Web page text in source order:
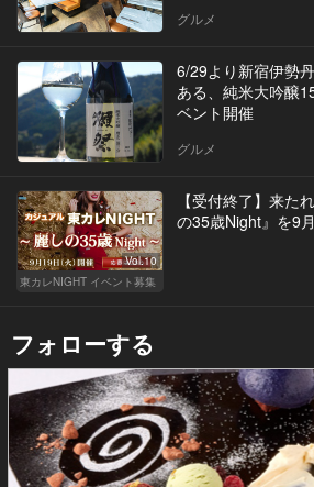
グルメ
6/29より新宿伊勢
ある、純米大吟醸
ベント開催
グルメ
Vol.10
東カレNIGHT イベント募集
【受付終了】来た
の35歳Night』を9
フォローする